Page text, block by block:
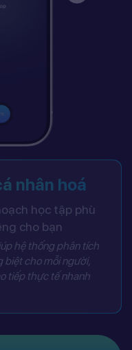
nhân hoá
học tập phù
cho bạn
hệ thống phân tích
biệt cho mỗi người,
tiếp thực tế nhanh